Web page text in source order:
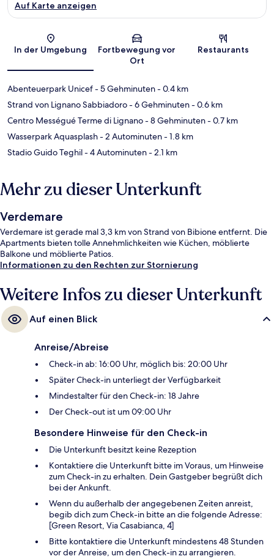
Karte
Auf Karte anzeigen
In der Umgebung
Fortbewegung vor
Ort
Restaurants
Abenteuerpark Unicef- 5 Gehminuten- 0.4 km
Strand von Lignano Sabbiadoro- 6 Gehminuten- 0.6 km
Centro Mességué Terme di Lignano- 8 Gehminuten- 0.7 km
Wasserpark Aquasplash- 2 Autominuten- 1.8 km
Stadio Guido Teghil- 4 Autominuten- 2.1 km
Mehr zu dieser Unterkunft
Verdemare
Verdemare ist gerade mal 3,3 km von Strand von Bibione entfernt. Die
Apartments bieten tolle Annehmlichkeiten wie Küchen, möblierte
Balkone und möblierte Patios.
Informationen zu den Rechten zur Stornierung
Weitere Infos zu dieser Unterkunft
Auf einen Blick
Anreise/Abreise
Check-in ab: 16:00 Uhr, möglich bis: 20:00 Uhr
Später Check-in unterliegt der Verfügbarkeit
Mindestalter für den Check-in: 18 Jahre
Der Check-out ist um 09:00 Uhr
Besondere Hinweise für den Check-in
Die Unterkunft besitzt keine Rezeption
Kontaktiere die Unterkunft bitte im Voraus, um Hinweise
zum Check-in zu erhalten. Dein Gastgeber begrüßt dich
bei der Ankunft.
Wenn du außerhalb der angegebenen Zeiten anreist,
begib dich zum Check-in bitte an die folgende Adresse:
[Green Resort, Via Casabianca, 4]
Bitte kontaktiere die Unterkunft mindestens 48 Stunden
vor der Anreise, um den Check-in zu arrangieren.